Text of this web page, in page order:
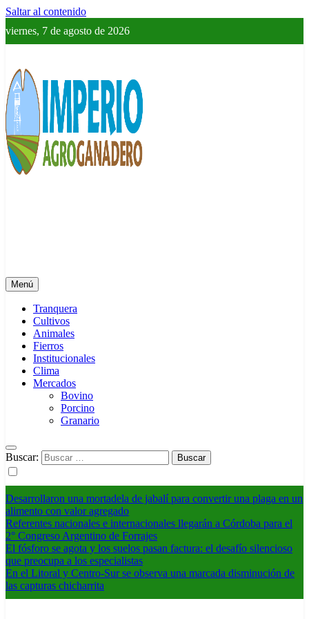
Saltar al contenido
viernes, 7 de agosto de 2026
Menú
Tranquera
Cultivos
Animales
Fierros
Institucionales
Clima
Mercados
Bovino
Porcino
Granario
Buscar:
Desarrollaron una mortadela de jabalí para convertir una plaga en un
alimento con valor agregado
Referentes nacionales e internacionales llegarán a Córdoba para el
2° Congreso Argentino de Forrajes
El fósforo se agota y los suelos pasan factura: el desafío silencioso
que preocupa a los especialistas
En el Litoral y Centro-Sur se observa una marcada disminución de
las capturas chicharrita